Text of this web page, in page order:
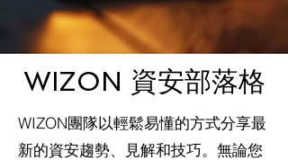
WIZON 資安部落格
WIZON團隊以輕鬆易懂的方式分享最
新的資安趨勢、見解和技巧。無論您